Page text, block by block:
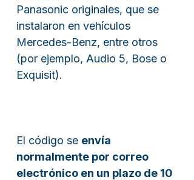
Panasonic originales, que se
instalaron en vehículos
Mercedes-Benz, entre otros
(por ejemplo, Audio 5, Bose o
Exquisit).
El código se envía
normalmente por correo
electrónico en un plazo de 10